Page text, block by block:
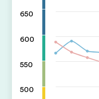
650
600
550
500